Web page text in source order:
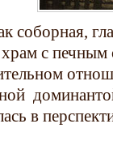
соборная,
с печным
в